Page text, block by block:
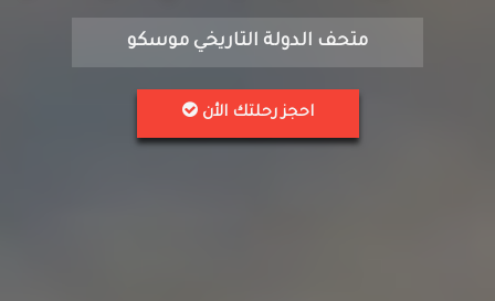
متحف الدولة التاريخي موسكو
احجز رحلتك الأن